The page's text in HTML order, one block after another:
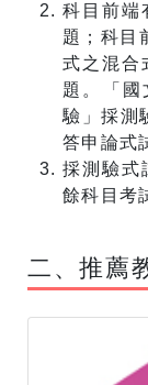
科目前端
題；科目
式之混合
題。「國
驗」採測
答申論式
採測驗式
餘科目考
二、推薦